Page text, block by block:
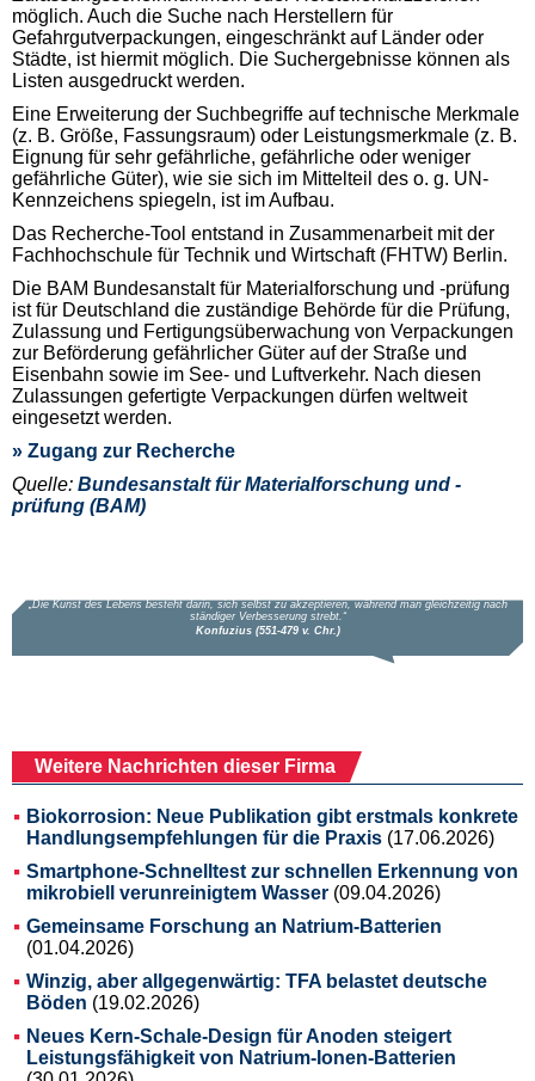
möglich. Auch die Suche nach Herstellern für
Gefahrgutverpackungen, eingeschränkt auf Länder oder
Städte, ist hiermit möglich. Die Suchergebnisse können als
Listen ausgedruckt werden.
Eine Erweiterung der Suchbegriffe auf technische Merkmale
(z. B. Größe, Fassungsraum) oder Leistungsmerkmale (z. B.
Eignung für sehr gefährliche, gefährliche oder weniger
gefährliche Güter), wie sie sich im Mittelteil des o. g. UN-
Kennzeichens spiegeln, ist im Aufbau.
Das Recherche-Tool entstand in Zusammenarbeit mit der
Fachhochschule für Technik und Wirtschaft (FHTW) Berlin.
Die BAM Bundesanstalt für Materialforschung und -prüfung
ist für Deutschland die zuständige Behörde für die Prüfung,
Zulassung und Fertigungsüberwachung von Verpackungen
zur Beförderung gefährlicher Güter auf der Straße und
Eisenbahn sowie im See- und Luftverkehr. Nach diesen
Zulassungen gefertigte Verpackungen dürfen weltweit
eingesetzt werden.
» Zugang zur Recherche
Quelle: Bundesanstalt für Materialforschung und -
prüfung (BAM)
Weitere Nachrichten dieser Firma
Biokorrosion: Neue Publikation gibt erstmals konkrete
Handlungsempfehlungen für die Praxis (17.06.2026)
Smartphone-Schnelltest zur schnellen Erkennung von
mikrobiell verunreinigtem Wasser (09.04.2026)
Gemeinsame Forschung an Natrium-Batterien
(01.04.2026)
Winzig, aber allgegenwärtig: TFA belastet deutsche
Böden (19.02.2026)
Neues Kern-Schale-Design für Anoden steigert
Leistungsfähigkeit von Natrium-Ionen-Batterien